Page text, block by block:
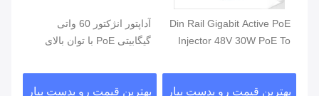
Din Rail Gigabit Active PoE
Injector 48V 30W PoE To
بهترین قیمت رو بدست بیار
آداپتور انژکتور 60 واتی
گیگابیتی PoE با توان بالای
بهترین قیمت رو بدست بیار